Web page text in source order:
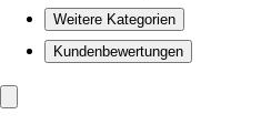
Weitere Kategorien
Kundenbewertungen